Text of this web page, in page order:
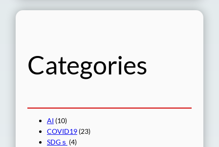
Categories
AI (10)
COVID19 (23)
SDGｓ (4)